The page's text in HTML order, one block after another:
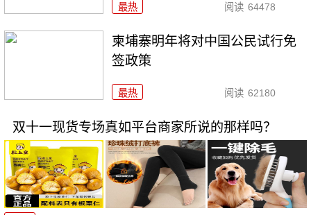
最热 阅读 64478
柬埔寨明年将对中国公民试行免
签政策
最热 阅读 62180
双十一现货专场真如平台商家所说的那样吗？